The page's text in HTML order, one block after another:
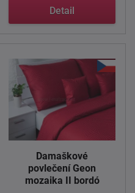
květinovým ...
Detail
Damaškové
povlečení Geon
mozaika II bordó